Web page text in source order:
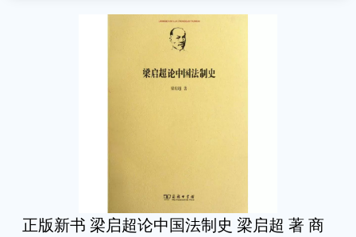
正版新书 梁启超论中国法制史 梁启超 著 商